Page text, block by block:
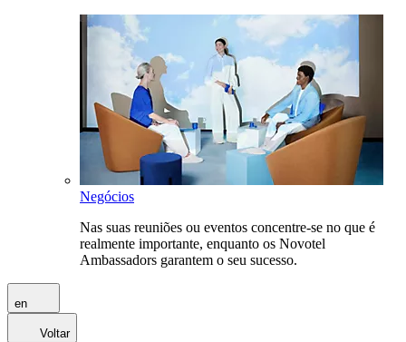
Negócios
Nas suas reuniões ou eventos concentre-se no que é
realmente importante, enquanto os Novotel
Ambassadors garantem o seu sucesso.
en
Voltar